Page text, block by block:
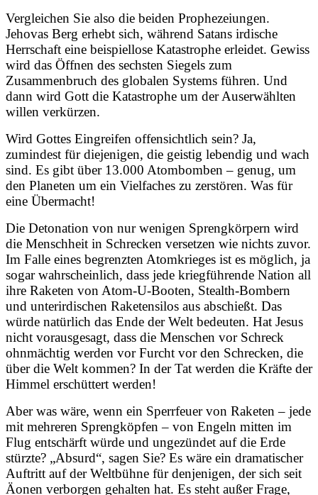
Vergleichen Sie also die beiden Prophezeiungen.
Jehovas Berg erhebt sich, während Satans irdische
Herrschaft eine beispiellose Katastrophe erleidet. Gewiss
wird das Öffnen des sechsten Siegels zum
Zusammenbruch des globalen Systems führen. Und
dann wird Gott die Katastrophe um der Auserwählten
willen verkürzen.
Wird Gottes Eingreifen offensichtlich sein? Ja,
zumindest für diejenigen, die geistig lebendig und wach
sind. Es gibt über 13.000 Atombomben – genug, um
den Planeten um ein Vielfaches zu zerstören. Was für
eine Übermacht!
Die Detonation von nur wenigen Sprengkörpern wird
die Menschheit in Schrecken versetzen wie nichts zuvor.
Im Falle eines begrenzten Atomkrieges ist es möglich, ja
sogar wahrscheinlich, dass jede kriegführende Nation all
ihre Raketen von Atom-U-Booten, Stealth-Bombern
und unterirdischen Raketensilos aus abschießt. Das
würde natürlich das Ende der Welt bedeuten. Hat Jesus
nicht vorausgesagt, dass die Menschen vor Schreck
ohnmächtig werden vor Furcht vor den Schrecken, die
über die Welt kommen? In der Tat werden die Kräfte der
Himmel erschüttert werden!
Aber was wäre, wenn ein Sperrfeuer von Raketen – jede
mit mehreren Sprengköpfen – von Engeln mitten im
Flug entschärft würde und ungezündet auf die Erde
stürzte? „Absurd“, sagen Sie? Es wäre ein dramatischer
Auftritt auf der Weltbühne für denjenigen, der sich seit
Äonen verborgen gehalten hat. Es steht außer Frage,